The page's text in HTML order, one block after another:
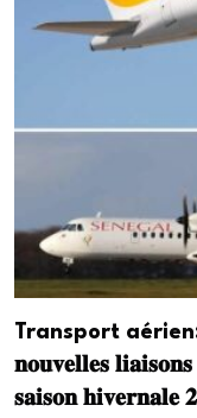
Transport aérien:
𝐧𝐨𝐮𝐯𝐞𝐥𝐥𝐞𝐬
𝐬𝐚𝐢𝐬𝐨𝐧 𝐡𝐢𝐯𝐞𝐫𝐧𝐚𝐥𝐞